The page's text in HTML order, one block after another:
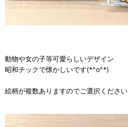
動物や女の子等可愛らしいデザイン
昭和チックで懐かしいです(*^o^*)
絵柄が複数ありますのでご選択ください